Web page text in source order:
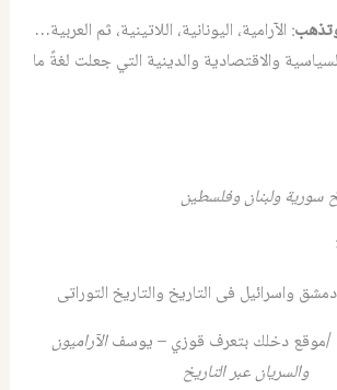
: الآرامية، اليونانية، اللاتينية، ثم العربية…
والاقتصادية والدينية التي جعلت لغةً ما
سورية ولبنان وفلسطين
واسرائيل فى التاريخ والتاريخ التوراتى
/موقع دخلك بتعرف قوزي – يوسفالآراميون
والسريان عبر التاريخ